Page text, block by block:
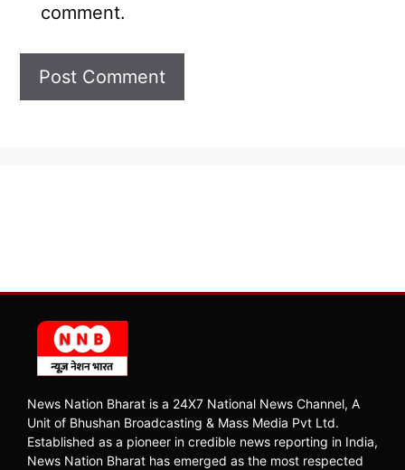
comment.
News Nation Bharat is a 24X7 National News Channel, A
Unit of Bhushan Broadcasting & Mass Media Pvt Ltd.
Established as a pioneer in credible news reporting in India,
News Nation Bharat has emerged as the most respected